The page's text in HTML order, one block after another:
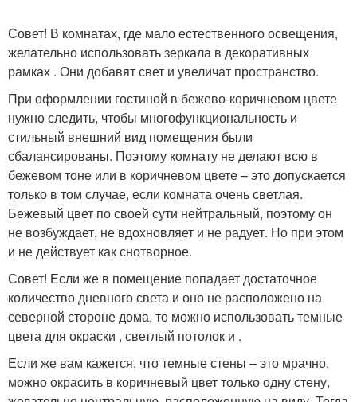
Совет! В комнатах, где мало естественного освещения,
желательно использовать зеркала в декоративных
рамках . Они добавят свет и увеличат пространство.
При оформлении гостиной в бежево-коричневом цвете
нужно следить, чтобы многофункциональность и
стильный внешний вид помещения были
сбалансированы. Поэтому комнату не делают всю в
бежевом тоне или в коричневом цвете – это допускается
только в том случае, если комната очень светлая.
Бежевый цвет по своей сути нейтральный, поэтому он
не возбуждает, не вдохновляет и не радует. Но при этом
и не действует как снотворное.
Совет! Если же в помещение попадает достаточное
количество дневного света и оно не расположено на
северной стороне дома, то можно использовать темные
цвета для окраски , светлый потолок и .
Если же вам кажется, что темные стены – это мрачно,
можно окрасить в коричневый цвет только одну стену,